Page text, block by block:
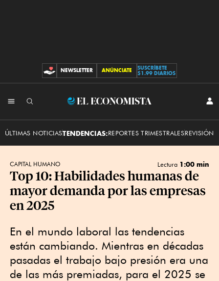
CONTRIBUCIONES
NEWSLETTER ANÚNCIATE
SUSCRÍBETE
$1.99 DIARIOS
El
ÚLTIMAS NOTICIASTENDENCIAS:REPORTES TRIMESTRALESREVISIÓN
CAPITAL HUMANO Lectura 1:00 min
Top 10: Habilidades humanas de
mayor demanda por las empresas
en 2025
En el mundo laboral las tendencias
están cambiando. Mientras en décadas
pasadas el trabajo bajo presión era una
de las más premiadas, para el 2025 se